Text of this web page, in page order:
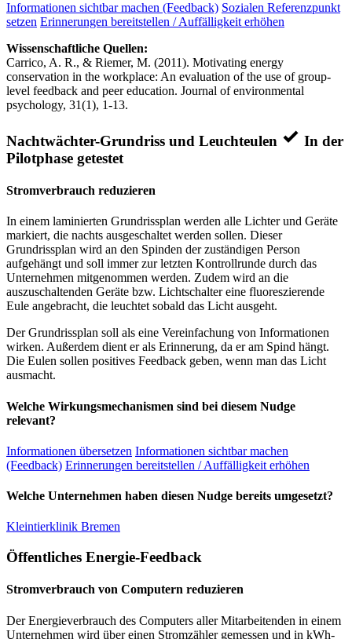
Informationen sichtbar machen (Feedback) Sozialen Referenzpunkt
setzen Erinnerungen bereitstellen / Auffälligkeit erhöhen
Wissenschaftliche Quellen:
Carrico, A. R., & Riemer, M. (2011). Motivating energy
conservation in the workplace: An evaluation of the use of group-
level feedback and peer education. Journal of environmental
psychology, 31(1), 1-13.
Nachtwächter-Grundriss und Leuchteulen
In der
Pilotphase getestet
Stromverbrauch reduzieren
In einem laminierten Grundrissplan werden alle Lichter und Geräte
markiert, die nachts ausgeschaltet werden sollen. Dieser
Grundrissplan wird an den Spinden der zuständigen Person
aufgehängt und soll immer zur letzten Kontrollrunde durch das
Unternehmen mitgenommen werden. Zudem wird an die
auszuschaltenden Geräte bzw. Lichtschalter eine fluoreszierende
Eule angebracht, die leuchtet sobald das Licht ausgeht.
Der Grundrissplan soll als eine Vereinfachung von Informationen
wirken. Außerdem dient er als Erinnerung, da er am Spind hängt.
Die Eulen sollen positives Feedback geben, wenn man das Licht
ausmacht.
Welche Wirkungsmechanismen sind bei diesem Nudge
relevant?
Informationen übersetzen Informationen sichtbar machen
(Feedback) Erinnerungen bereitstellen / Auffälligkeit erhöhen
Welche Unternehmen haben diesen Nudge bereits umgesetzt?
Kleintierklinik Bremen
Öffentliches Energie-Feedback
Stromverbrauch von Computern reduzieren
Der Energieverbrauch des Computers aller Mitarbeitenden in einem
Unternehmen wird über einen Stromzähler gemessen und in kWh-